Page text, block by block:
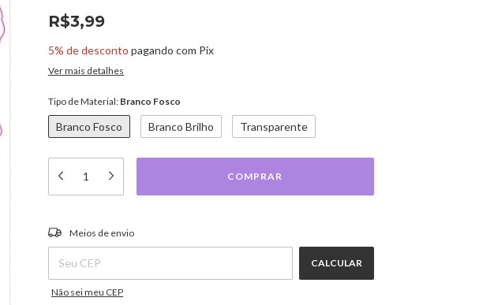
R$3,99
5% de desconto pagando com Pix
Ver mais detalhes
Tipo de Material: Branco Fosco
Branco Fosco Branco Brilho Transparente
Entregas para o CEP:
Meios de envio
CALCULAR
Não sei meu CEP